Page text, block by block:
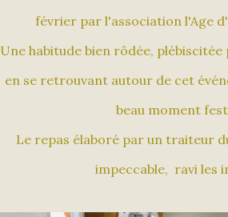
février par l'association l'Age
Une habitude bien rôdée,
en se retrouvant autour de cet
beau moment
Le repas élaboré par un traiteur
impeccable, ravi les